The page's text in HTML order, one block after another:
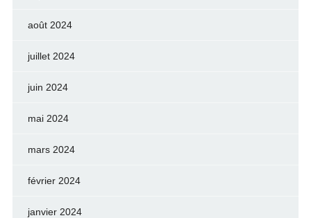
août 2024
juillet 2024
juin 2024
mai 2024
mars 2024
février 2024
janvier 2024